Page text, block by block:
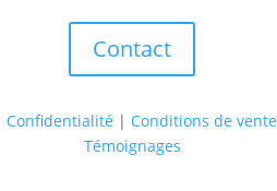
Contact
Confidentialité | Conditions de vente
Témoignages